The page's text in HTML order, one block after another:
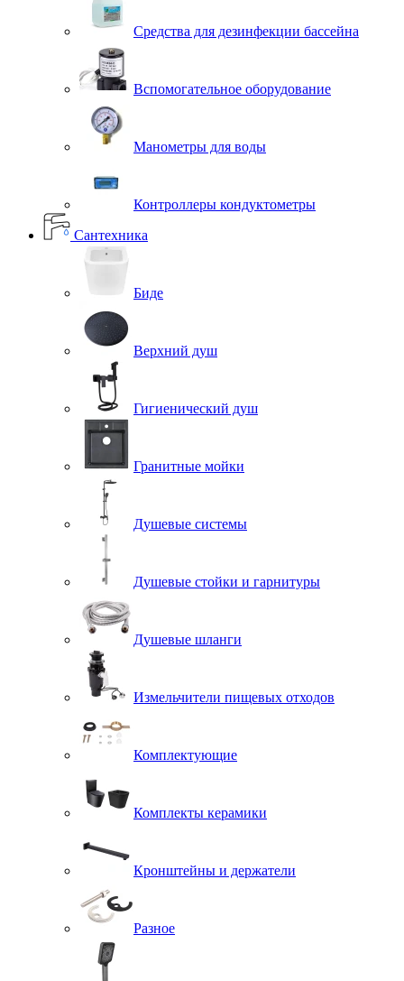
Средства для дезинфекции бассейна
Вспомогательное оборудование
Манометры для воды
Контроллеры кондуктометры
Сантехника
Биде
Верхний душ
Гигиенический душ
Гранитные мойки
Душевые системы
Душевые стойки и гарнитуры
Душевые шланги
Измельчители пищевых отходов
Комплектующие
Комплекты керамики
Кронштейны и держатели
Разное